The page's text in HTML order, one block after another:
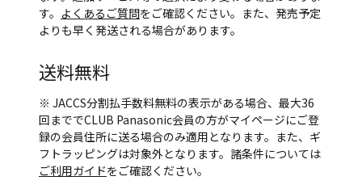
す。 よくあるご質問をご確認ください。また、発売予定
よりも早く発送される場合があります。
送料無料
※ JACCS分割払手数料無料の表示がある場合、最大36
回まででCLUB Panasonic会員の方がマイページにご登
録の会員住所に送る場合のみ適用となります。また、ギ
フトラッピングは対象外となります。諸条件については
ご利用ガイドをご確認ください。